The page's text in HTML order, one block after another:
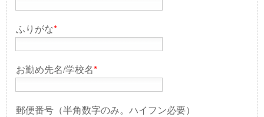
ふりがな*
お勤め先名/学校名*
郵便番号（半角数字のみ。ハイフン必要）